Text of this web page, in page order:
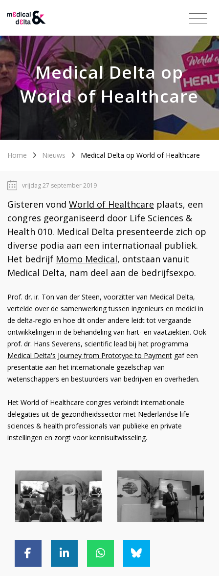
Medical Delta op
World of Healthcare
Home Nieuws Medical Delta op World of Healthcare
vrijdag 27 september 2019
Gisteren vond World of Healthcare plaats, een
congres georganiseerd door Life Sciences &
Health 010. Medical Delta presenteerde zich op
diverse podia aan een internationaal publiek.
Het bedrijf Momo Medical, ontstaan vanuit
Medical Delta, nam deel aan de bedrijfsexpo.
Prof. dr. ir. Ton van der Steen, voorzitter van Medical Delta,
vertelde over de samenwerking tussen ingenieurs en medici in
de delta-regio en hoe dit onder andere leidt tot vergaande
ontwikkelingen in de behandeling van hart- en vaatziekten. Ook
prof. dr. Hans Severens, scientific lead bij het programma
Medical Delta's Journey from Prototype to Payment gaf een
presentatie aan het internationale gezelschap van
wetenschappers en bestuurders van bedrijven en overheden.
Het World of Healthcare congres verbindt internationale
delegaties uit de gezondheidssector met Nederlandse life
sciences & health professionals van publieke en private
instellingen en zorgt voor kennisuitwisseling.